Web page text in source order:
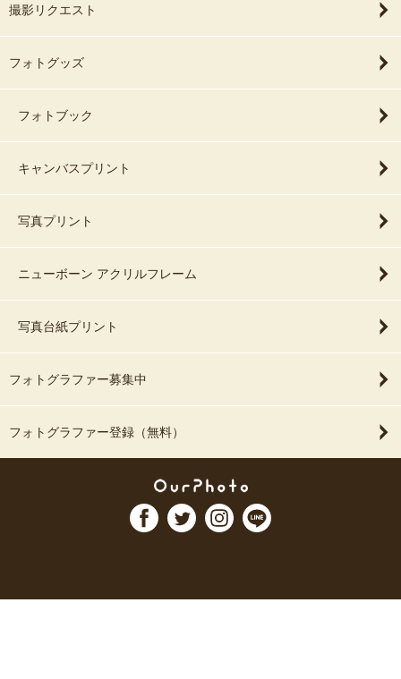
撮影リクエスト
フォトグッズ
フォトブック
キャンバスプリント
写真プリント
ニューボーン アクリルフレーム
写真台紙プリント
フォトグラファー募集中
フォトグラファー登録（無料）